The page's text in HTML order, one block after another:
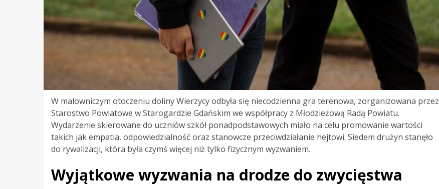
W malowniczym otoczeniu doliny Wierzycy odbyła się niecodzienna gra terenowa, zorganizowana przez
Starostwo Powiatowe w Starogardzie Gdańskim we współpracy z Młodzieżową Radą Powiatu.
Wydarzenie skierowane do uczniów szkół ponadpodstawowych miało na celu promowanie wartości
takich jak empatia, odpowiedzialność oraz stanowcze przeciwdziałanie hejtowi. Siedem drużyn stanęło
do rywalizacji, która była czymś więcej niż tylko fizycznym wyzwaniem.
Wyjątkowe wyzwania na drodze do zwycięstwa